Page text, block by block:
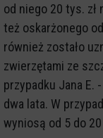
od niego 20 tys. zł
też oskarżonego
również zostało
zwierzętami ze
przypadku Jana E.
dwa lata. W
wyniosą od 5 do 20